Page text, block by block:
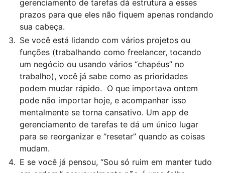
gerenciamento de tarefas dá estrutura a esses
prazos para que eles não fiquem apenas rondando
sua cabeça.
Se você está lidando com vários projetos ou
funções (trabalhando como freelancer, tocando
um negócio ou usando vários “chapéus” no
trabalho), você já sabe como as prioridades
podem mudar rápido. O que importava ontem
pode não importar hoje, e acompanhar isso
mentalmente se torna cansativo. Um app de
gerenciamento de tarefas te dá um único lugar
para se reorganizar e “resetar” quando as coisas
mudam.
E se você já pensou, “Sou só ruim em manter tudo